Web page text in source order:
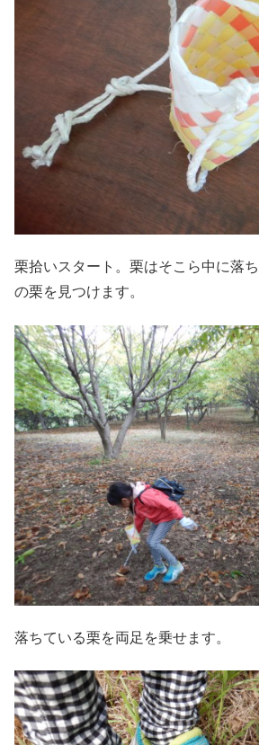
栗拾いスタート。栗はそこら中に落
の栗を見つけます。
落ちている栗を両足を乗せます。